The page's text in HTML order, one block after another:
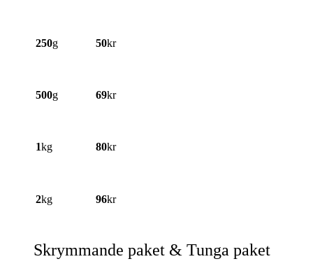
250g 50kr
500g 69kr
1kg 80kr
2kg 96kr
Skrymmande paket & Tunga paket